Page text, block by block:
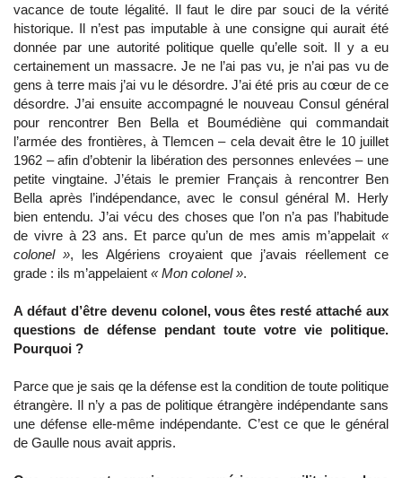
vacance de toute légalité. Il faut le dire par souci de la vérité
historique. Il n’est pas imputable à une consigne qui aurait été
donnée par une autorité politique quelle qu’elle soit. Il y a eu
certainement un massacre. Je ne l’ai pas vu, je n’ai pas vu de
gens à terre mais j’ai vu le désordre. J’ai été pris au cœur de ce
désordre. J’ai ensuite accompagné le nouveau Consul général
pour rencontrer Ben Bella et Boumédiène qui commandait
l’armée des frontières, à Tlemcen – cela devait être le 10 juillet
1962 – afin d’obtenir la libération des personnes enlevées – une
petite vingtaine. J’étais le premier Français à rencontrer Ben
Bella après l’indépendance, avec le consul général M. Herly
bien entendu. J’ai vécu des choses que l’on n’a pas l’habitude
de vivre à 23 ans. Et parce qu’un de mes amis m’appelait «
colonel », les Algériens croyaient que j’avais réellement ce
grade : ils m’appelaient « Mon colonel ».
A défaut d’être devenu colonel, vous êtes resté attaché aux
questions de défense pendant toute votre vie politique.
Pourquoi ?
Parce que je sais qe la défense est la condition de toute politique
étrangère. Il n’y a pas de politique étrangère indépendante sans
une défense elle-même indépendante. C’est ce que le général
de Gaulle nous avait appris.